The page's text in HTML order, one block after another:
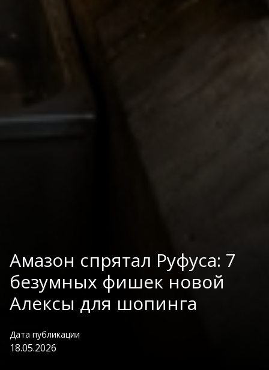
Амазон спрятал Руфуса: 7
безумных фишек новой
Алексы для шопинга
Дата публикации
18.05.2026